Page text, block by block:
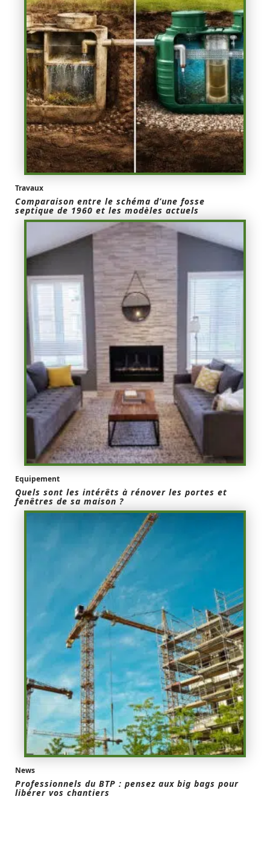
Travaux
Comparaison entre le schéma d’une fosse
septique de 1960 et les modèles actuels
Equipement
Quels sont les intérêts à rénover les portes et
fenêtres de sa maison ?
News
Professionnels du BTP : pensez aux big bags pour
libérer vos chantiers